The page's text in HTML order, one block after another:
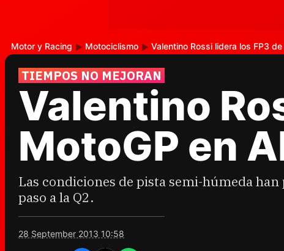
Motor y Racing Motociclismo Valentino Rossi lidera los FP3
TIEMPOS NO MEJORAN
Valentino
MotoGP en
Las condiciones de pista semi-húmeda
paso a la Q2.
28 September 2013 10:58